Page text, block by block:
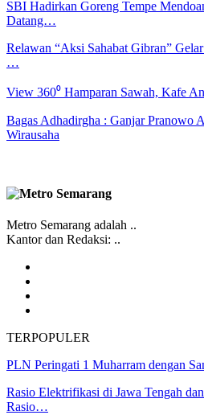
SBI Hadirkan Goreng Tempe
Datang…
Relawan “Aksi Sahabat Gibran”
…
View 360⁰ Hamparan Sawah, Kafe
Bagas Adhadirgha : Ganjar Pranowo
Wirausaha
Metro Semarang adalah ..
Kantor dan Redaksi: ..
TERPOPULER
PLN Peringati 1 Muharram dengan
Rasio Elektrifikasi di Jawa Tengah
Rasio…